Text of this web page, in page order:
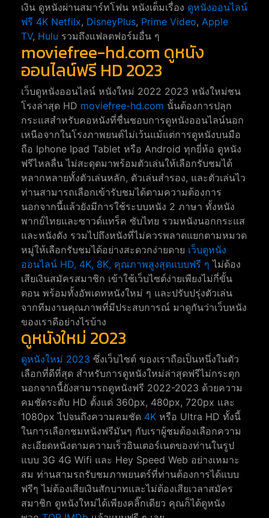
เงิน ดูหนังผ่านสมาร์ทโฟน หนังเต็มเรื่อง ดูหนังออนไลน์
ฟรี 4K Netfilx, DisneyPlus, Prime Video, Apple
TV, Hulu รวมถึงแฟลตฟอร์มอื่น ๆ
moviefree-hd.com ดูหนัง
ออนไลน์ฟรี HD 2023
เว็บดูหนังออนไลน์ หนังใหม่ 2022 2023 หนังใหม่ชน
โรงล่าสุด HD moviefree-hd.com นั้นต้องการปลุก
กระแสสำหรับคอหนังที่ชื่นชอบการดูหนังออนไลน์นอก
เหนือจากในโรงภาพยนต์ไม่เว้นแม้แต่การดูหนังบนมือ
ถือ Iphone Ipad Tablet หรือ Android ทุกยี่ห้อ ดูหนัง
ฟรีไหลลื่น ไม่สะดุดมาพร้อมตัวเล่นให้เลือกรับชมได้
หลากหลายทั้งตัวเล่นหลัก, ตัวเล่นสำรอง, และตัวเล่นไว
ท่านสามารถเลือกเข้ารับชมได้ตามความต้องการ
นอกจากนี้แล้วยังมีการใช้ระบบหนัง 2 ภาษา ทั้งหนัง
พากย์ไทยและซาวด์แทร็ค ซับไทย รวมหนังนอกกระแส
และหนังดัง รวมไปถึงหนังที่ไม่ควรพลาดแยกตามหมวด
หมู่ให้เลือกรับชมได้อย่างสะดวกง่ายดาย เว็บดูหนัง
ออนไลน์ HD, 4K, 8K, คุณภาพสูงสุดแบบฟรี ๆ ไม่ต้อง
เสียเงินสมัครสมาชิก เข้าใช้เว็บไซต์ง่ายเพียงไม่กี่ขั้น
ตอน พร้อมทั้งอัพเดทหนังใหม่ ๆ และปรับปรุ่งตัวเล่น
จากทีมงานคุณภาพที่มีประสบการณ์ มาดูกันว่าเว็บหนัง
ของเราดีอย่างไรบ้าง
ดูหนังใหม่ 2023
ดูหนังใหม่ 2023 ซึ่งเว็บไซต์ ของเราถือเป็นหนึ่งในตัว
เลือกที่ดีที่สุด สำหรับการดูหนังใหม่ล่าสุดฟรีไม่กระตุก
นอกจากนี้ยังสามารถดูหนังฟรี 2022-2023 ด้วยความ
คมชัดระดับ HD ตั้งแต่ 360px, 480px, 720px และ
1080px ไปจนถึงความคมชัด 4K หรือ Ultra HD ทั้งนี้
ในการเลือกชมหนังฟรีมันๆ กับเราผู้ชมต้องเลือกความ
ละเอียดหนังตามความเร็วอินเตอร์เนตของท่านในรูป
แบบ 3G 4G Wifi และ Hey Speed Web อย่างเหมาะ
สม ท่านสามรถรับชมภาพยนตร์ที่ท่านต้องการได้แบบ
ฟรีๆ ไม่ต้องเสียเงินสักบาทและไม่ต้องเสียเวลาสมัคร
สมาชิก ดูหนังใหม่ได้เพียงคลิ๊กเดียว คุณก็ได้ดูหนัง